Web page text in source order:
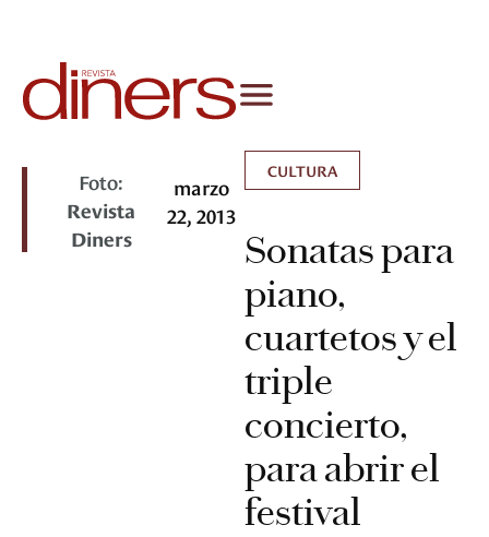
Foto:
Revista
Diners
marzo
22, 2013
CULTURA
Sonatas para
piano,
cuartetos y el
triple
concierto,
para abrir el
festival